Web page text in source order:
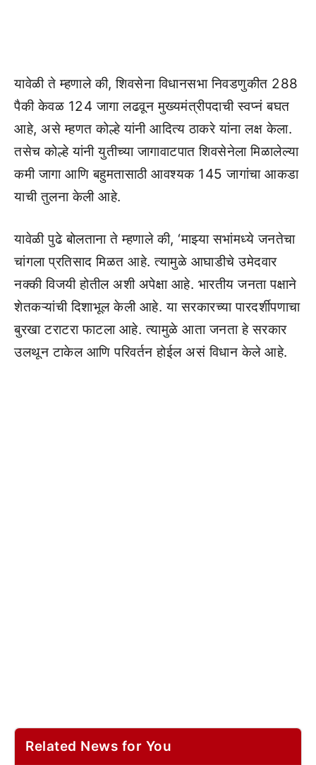
यावेळी ते म्हणाले की, शिवसेना विधानसभा निवडणुकीत 288
पैकी केवळ 124 जागा लढवून मुख्यमंत्रीपदाची स्वप्नं बघत
आहे, असे म्हणत कोल्हे यांनी आदित्य ठाकरे यांना लक्ष केला.
तसेच कोल्हे यांनी युतीच्या जागावाटपात शिवसेनेला मिळालेल्या
कमी जागा आणि बहुमतासाठी आवश्यक 145 जागांचा आकडा
याची तुलना केली आहे.
यावेळी पुढे बोलताना ते म्हणाले की, ‘माझ्या सभांमध्ये जनतेचा
चांगला प्रतिसाद मिळत आहे. त्यामुळे आघाडीचे उमेदवार
नक्की विजयी होतील अशी अपेक्षा आहे. भारतीय जनता पक्षाने
शेतकऱ्यांची दिशाभूल केली आहे. या सरकारच्या पारदर्शीपणाचा
बुरखा टराटरा फाटला आहे. त्यामुळे आता जनता हे सरकार
उलथून टाकेल आणि परिवर्तन होईल असं विधान केले आहे.
Related News for You